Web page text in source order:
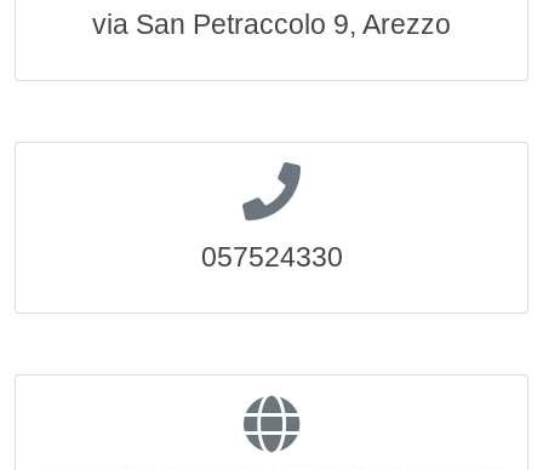
via San Petraccolo 9, Arezzo
057524330